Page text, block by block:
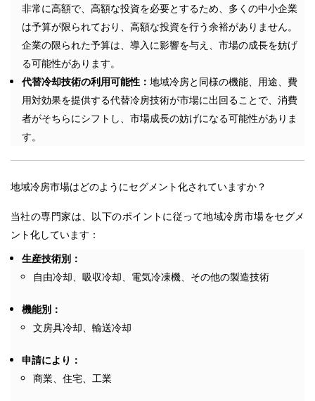
非常に高額で、高額な投資を必要とするため、多くの中小企業
は予算が限られており、高額な投資を行う余裕がありません。
企業の限られた予算は、導入に影響を与え、市場の成長を妨げ
る可能性があります。
代替冷却技術の利用可能性： 地域冷房と同様の機能、用途、費
用対効果を提供する代替冷房技術が市場に出回ることで、消費
者がそちらにシフトし、市場成長の妨げになる可能性がありま
す。
地域冷房市場はどのようにセグメント化されていますか？
当社の専門家は、以下のポイントに従って地域冷房市場をセグメ
ント化しています：
生産技術別：
自由冷却、吸収冷却、電気冷凍機、その他の製造技術
機能別：
文房具冷却、輸送冷却
申請により：
商業、住宅、工業